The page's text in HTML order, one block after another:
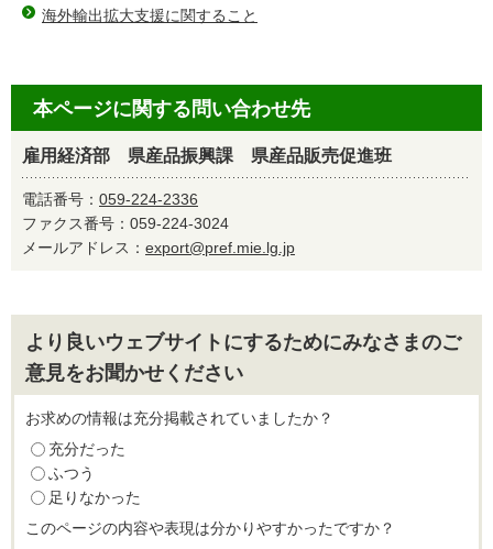
海外輸出拡大支援に関すること
本ページに関する問い合わせ先
雇用経済部 県産品振興課 県産品販売促進班
電話番号： 059-224-2336
ファクス番号：059-224-3024
メールアドレス： export@pref.mie.lg.jp
より良いウェブサイトにするためにみなさまのご
意見をお聞かせください
お求めの情報は充分掲載されていましたか？
充分だった
ふつう
足りなかった
このページの内容や表現は分かりやすかったですか？